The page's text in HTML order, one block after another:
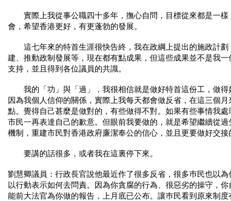
實際上我從事公職四十多年，撫心自問，目標從來都是一樣
會，希望香港更好，有更蓬勃的發展。
這七年來的特首生涯很快告終，我在政綱上提出的施政計劃
建、推動政制發展等，現在都有點成果，但這些成果並不是我
支持，並且得到各位議員的共識。
我的「功」與「過」，我很相信就是做好特首這份工，做得
因為我個人信仰的關係，實際上我每天都會做反省，在這三個
點。覺得自己甚麼是做對的，有些做得不對。如果有些事情我
市民一再表達自己的歉意。但眼前我要做的，就是希望繼續從
機制，重建市民對香港政府廉潔奉公的信心，並且更要做好交接
要講的話很多，或者我在這裏停下來。
劉慧卿議員：行政長官說他最近作了很多反省，很多巿民也以
以行動表示如何去問責。因為你貪腐的行為、很惡劣的操守，
能前大法官為你做的報告，上月底已公布。讓巿民看到原來制